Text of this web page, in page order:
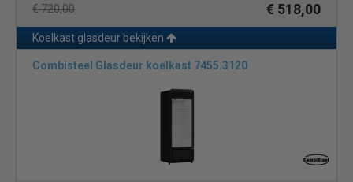
€ 720,00
€ 518,00
Koelkast glasdeur bekijken
Combisteel Glasdeur koelkast 7455.3120